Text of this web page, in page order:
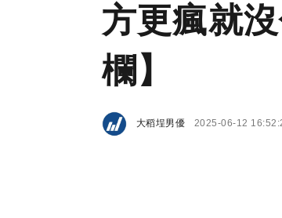
方更瘋就
欄】
大稻埕男優 2025-06-12